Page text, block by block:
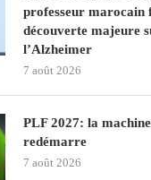
professeur marocain
découverte majeure
l’Alzheimer
7 août 2026
PLF 2027: la
redémarre
7 août 2026